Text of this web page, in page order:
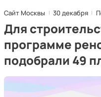
Сайт Москвы 30 декабря
Для
программе
подобрали 49